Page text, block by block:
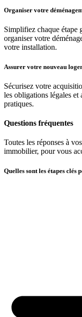
Organiser votre
Simplifiez chaque étape
organiser votre
votre installation.
Assurer votre nouveau
Sécurisez votre
les obligations légales et
pratiques.
Questions fréquentes
Toutes les réponses à
immobilier, pour vous
Quelles sont les étapes